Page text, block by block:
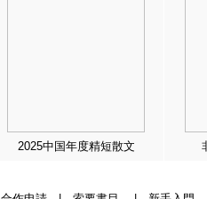
2025中国年度精短散文